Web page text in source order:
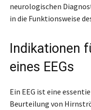
neurologischen
in die Funktionsweise
Indikationen
eines EEGs
Ein EEG ist eine
Beurteilung von